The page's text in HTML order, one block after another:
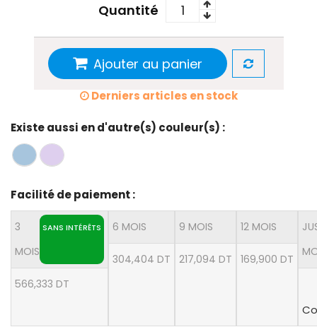
Quantité
Ajouter au panier
Derniers articles en stock
Existe aussi en d'autre(s) couleur(s) :
Facilité de paiement :
3
MOIS
SANS INTÉRÊTS
566,333 DT
6 MOIS
304,404 DT
9 MOIS
217,094 DT
12 MOIS
169,900 DT